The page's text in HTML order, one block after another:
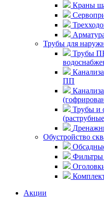
Краны
Трубы для
Трубы
ПП
Трубы и
Обустройство
Фильтры
Акции